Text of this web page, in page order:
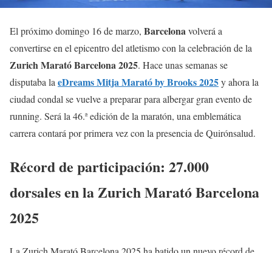
El próximo domingo 16 de marzo, Barcelonavolverá a
convertirse en el epicentro del atletismo con la celebración de la
Zurich Marató Barcelona 2025. Hace unas semanas se
disputaba laeDreams Mitja Marató by Brooks 2025y ahora la
ciudad condal se vuelve a preparar para albergar gran evento de
running. Será la 46.ª edición de la maratón, una emblemática
carrera contará por primera vez con la presencia de Quirónsalud.
Récord de participación: 27.000
dorsales en la Zurich Marató Barcelona
2025